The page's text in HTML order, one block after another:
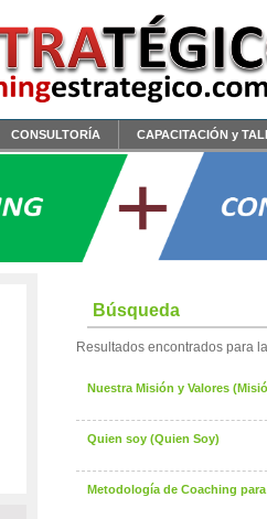
CONSULTORÍA CAPACITACIÓN y
Búsqueda
Resultados encontrados para
Nuestra Misión y Valores
Quien soy (Quien Soy)
Metodología de Coaching